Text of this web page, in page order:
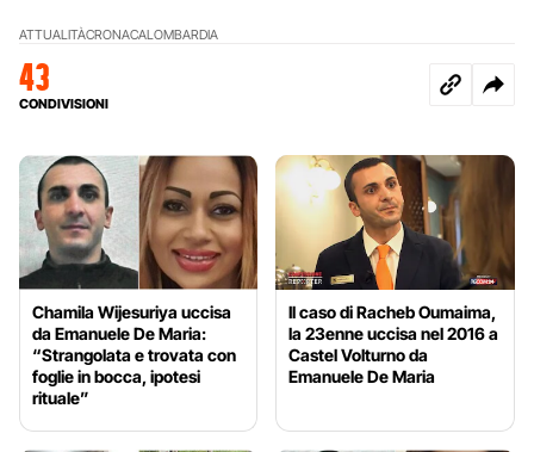
ATTUALITÀCRONACALOMBARDIA
43
CONDIVISIONI
Chamila Wijesuriya uccisa
da Emanuele De Maria:
“Strangolata e trovata con
foglie in bocca, ipotesi
rituale”
Il caso di Racheb Oumaima,
la 23enne uccisa nel 2016 a
Castel Volturno da
Emanuele De Maria